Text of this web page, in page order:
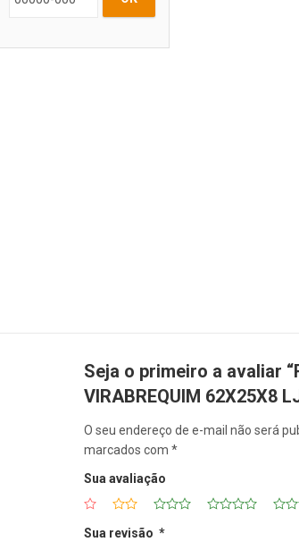
Seja o primeiro a avaliar
VIRABREQUIM 62X25X8
O seu endereço de e-mail não será
marcados com *
Sua avaliação
Sua revisão *